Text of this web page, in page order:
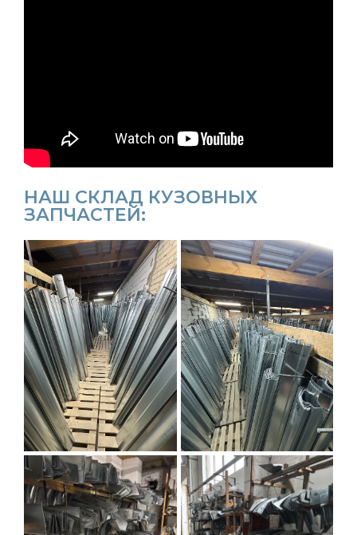
НАШ СКЛАД КУЗОВНЫХ
ЗАПЧАСТЕЙ: